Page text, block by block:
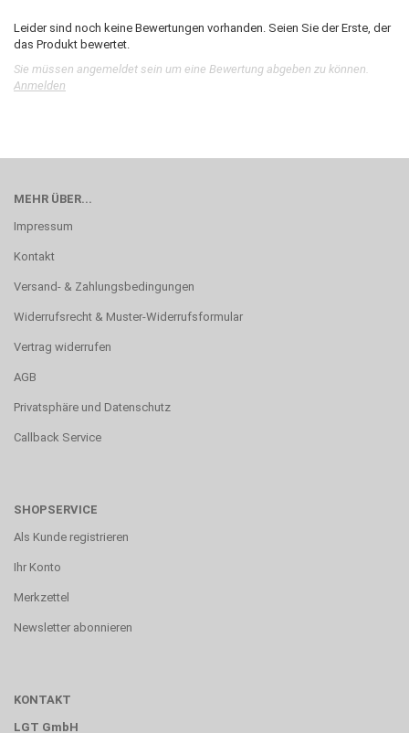
Leider sind noch keine Bewertungen vorhanden. Seien Sie der Erste, der
das Produkt bewertet.
Sie müssen angemeldet sein um eine Bewertung abgeben zu können.
Anmelden
MEHR ÜBER...
Impressum
Kontakt
Versand- & Zahlungsbedingungen
Widerrufsrecht & Muster-Widerrufsformular
Vertrag widerrufen
AGB
Privatsphäre und Datenschutz
Callback Service
SHOPSERVICE
Als Kunde registrieren
Ihr Konto
Merkzettel
Newsletter abonnieren
KONTAKT
LGT GmbH